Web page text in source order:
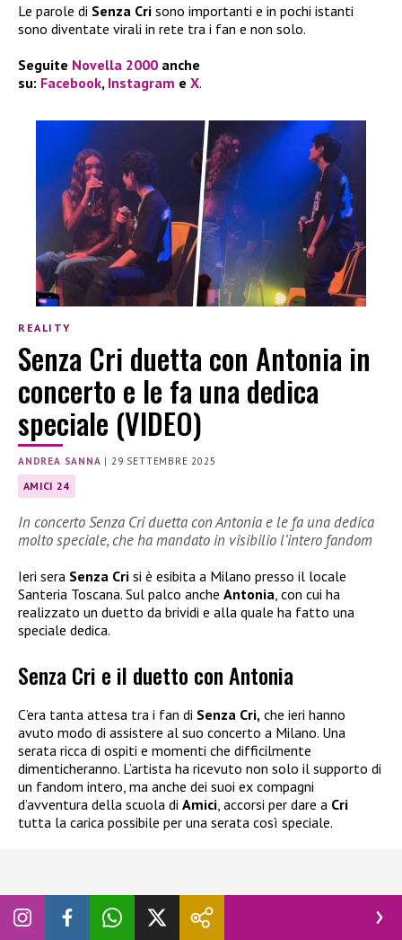
Le parole di Senza Cri sono importanti e in pochi istanti
sono diventate virali in rete tra i fan e non solo.
Seguite Novella 2000 anche
su: Facebook, Instagram e X.
REALITY
Senza Cri duetta con Antonia in
concerto e le fa una dedica
speciale (VIDEO)
ANDREA SANNA |29 SETTEMBRE 2025
AMICI 24
In concerto Senza Cri duetta con Antonia e le fa una dedica
molto speciale, che ha mandato in visibilio l’intero fandom
Ieri sera Senza Cri si è esibita a Milano presso il locale
Santeria Toscana. Sul palco anche Antonia , con cui ha
realizzato un duetto da brividi e alla quale ha fatto una
speciale dedica.
Senza Cri e il duetto con Antonia
C’era tanta attesa tra i fan di Senza Cri, che ieri hanno
avuto modo di assistere al suo concerto a Milano. Una
serata ricca di ospiti e momenti che difficilmente
dimenticheranno. L’artista ha ricevuto non solo il supporto di
un fandom intero, ma anche dei suoi ex compagni
d’avventura della scuola di Amici, accorsi per dare a Cri
tutta la carica possibile per una serata così speciale.